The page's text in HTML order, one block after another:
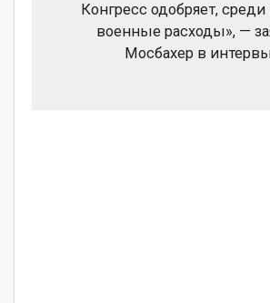
Конгресс одобряет, среди
военные расходы», —
Мосбахер в